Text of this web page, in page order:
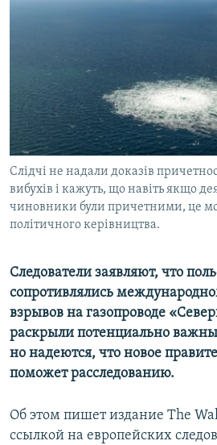
ПРОПАВШИЕ БЕЗ ВЕСТИ
ELIFBE
УКРАИНСКАЯ ПРОБЛЕМА КРЫМА
Все сайты RFE/RL
Слідчі не надали доказів
вибухів і кажуть, що навіть якщо
чиновники були причетними, це
політичного керівництва.
Следователи заявляют, что
сопротивлялись
взрывов на газопроводе
раскрыли потенциально
но надеются, что новое
поможет расследованию.
Об этом пишет издание The
ссылкой на европейских